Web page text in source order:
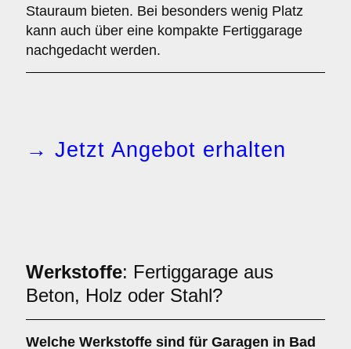
Stauraum bieten. Bei besonders wenig Platz
kann auch über eine kompakte Fertiggarage
nachgedacht werden.
→ Jetzt Angebot erhalten
Werkstoffe: Fertiggarage aus
Beton, Holz oder Stahl?
Welche Werkstoffe sind für Garagen in Bad